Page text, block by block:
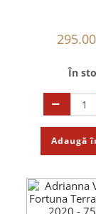
295.00
În
Adaugă